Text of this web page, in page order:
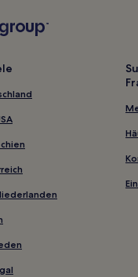
Hotels
Hotels
Ballara Park Nature
in Mudjimba Beach
in Hamilton
in Spring Hill